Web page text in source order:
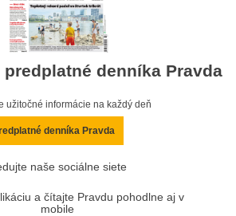
denníka Pravda
užitočné informácie na každý deň
denníka Pravda
naše sociálne siete
a čítajte Pravdu pohodlne aj v
mobile